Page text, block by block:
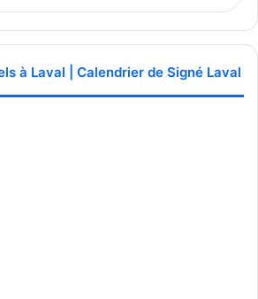
conseillère municipale de Saint-François et David
municipal de Saint-Bruno
à Laval | Calendrier de Signé Laval